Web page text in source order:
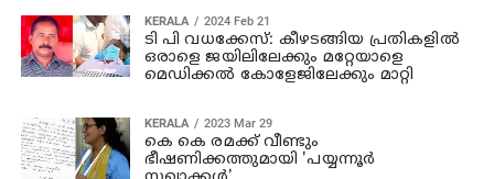
KERALA 2024 Feb 21
ടി പി വധക്കേസ്: കീഴടങ്ങിയ പ്രതികളില്‍
ഒരാളെ ജയിലിലേക്കും മറ്റേയാളെ
മെഡിക്കല്‍ കോളേജിലേക്കും മാറ്റി
KERALA 2023 Mar 29
കെ കെ രമക്ക് വീണ്ടും
ഭീഷണിക്കത്തുമായി 'പയ്യന്നൂർ